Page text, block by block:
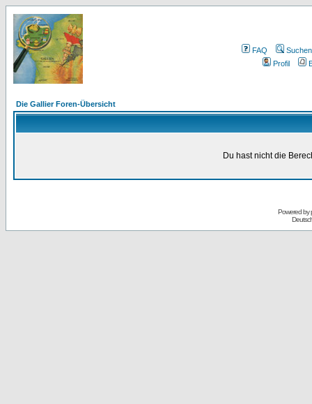
FAQ
Suchen
Profil
Die Gallier Foren-Übersicht
Du hast nicht die
Powered by